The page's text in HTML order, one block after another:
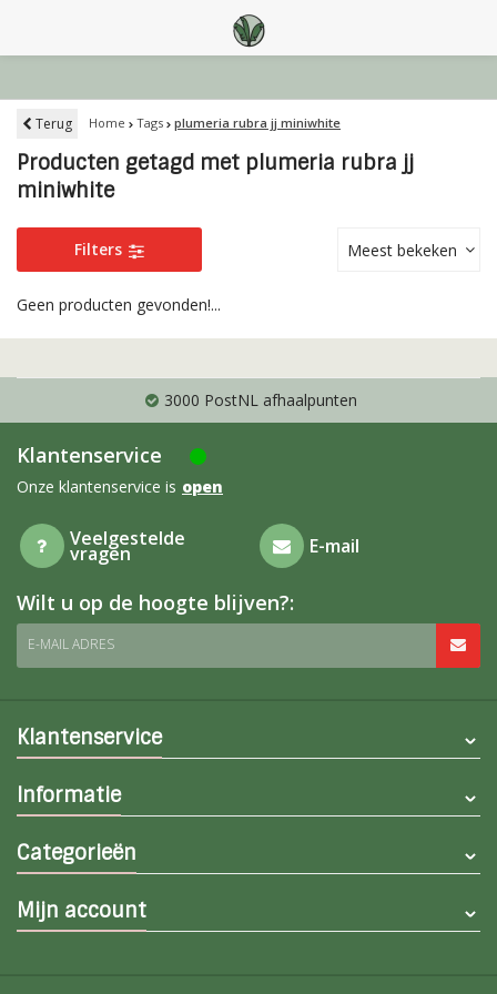
Terug Home Tags plumeria rubra jj miniwhite
Producten getagd met plumeria rubra jj
miniwhite
Filters Meest bekeken
Geen producten gevonden!...
3000 PostNL afhaalpunten
Klantenservice
Onze klantenservice is open
Veelgestelde
vragen E-mail
Wilt u op de hoogte blijven?:
E-MAIL ADRES
Klantenservice
Informatie
Categorieën
Mijn account